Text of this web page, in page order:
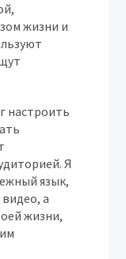
жизни и
настроить
Я
язык,
а
жизни,